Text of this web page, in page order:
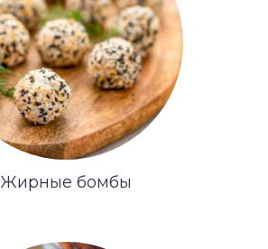
Жирные бомбы